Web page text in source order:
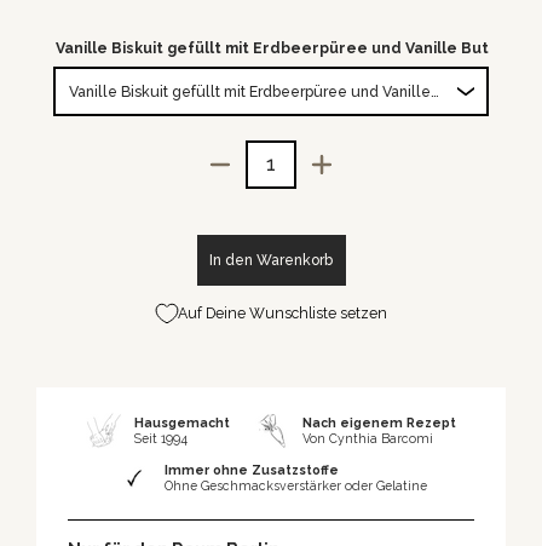
Vanille Biskuit gefüllt mit Erdbeerpüree und Vanille
In den Warenkorb
Auf Deine Wunschliste setzen
Hausgemacht
Seit 1994
Nach eigenem Rezept
Von Cynthia Barcomi
Immer ohne Zusatzstoffe
Ohne Geschmacksverstärker oder Gelatine